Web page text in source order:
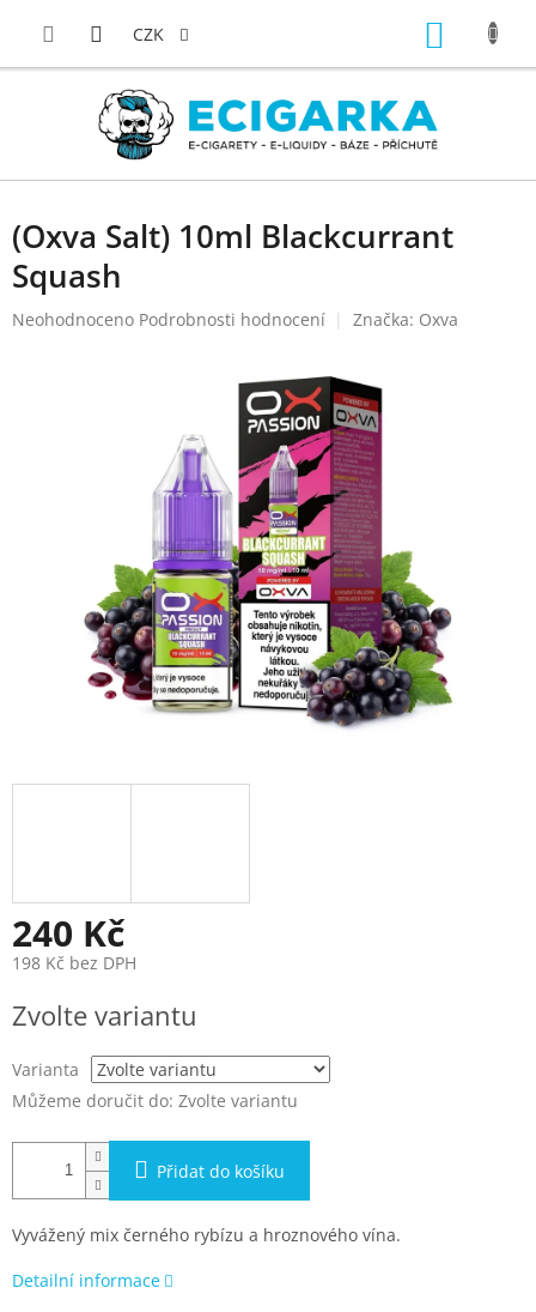
CZK
(Oxva Salt) 10ml Blackcurrant
Squash
Průměrné
Neohodnoceno Podrobnosti hodnocení Značka: Oxva
240 Kč
198 Kč bez DPH
cena:
Zvolte variantu
Varianta
Můžeme doručit do: Zvolte variantu
Přidat do košíku
Vyvážený mix černého rybízu a hroznového vína.
Detailní informace